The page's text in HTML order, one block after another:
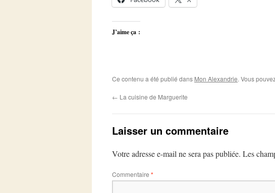
J’aime ça :
Ce contenu a été publié dans Mon Alexandrie. Vous
← La cuisine de Marguerite
Laisser un commentaire
Votre adresse e-mail ne sera pas publiée. Les
Commentaire *